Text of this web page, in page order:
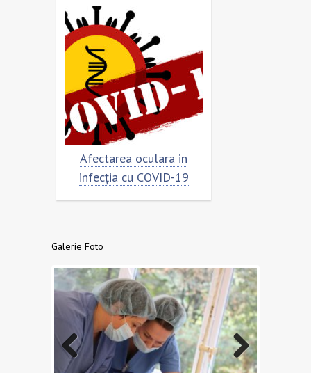
Afectarea oculara in
infecția cu COVID-19
Galerie Foto
Previo
Next